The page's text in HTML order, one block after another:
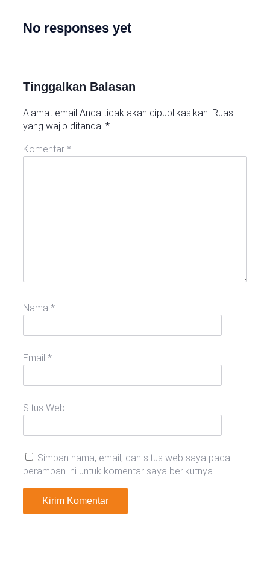
No responses yet
Tinggalkan Balasan
Alamat email Anda tidak akan dipublikasikan. Ruas
yang wajib ditandai *
Komentar *
Nama *
Email *
Situs Web
Simpan nama, email, dan situs web saya pada
peramban ini untuk komentar saya berikutnya.